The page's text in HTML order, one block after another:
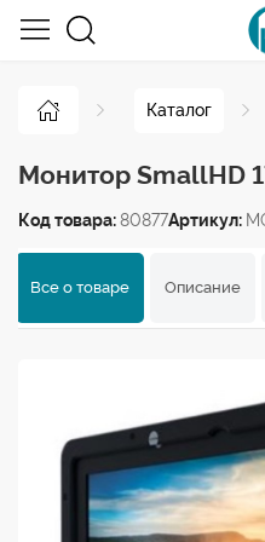
Каталог
Монитор SmallHD
Код товара:80877Артикул:
Все о товаре Описание